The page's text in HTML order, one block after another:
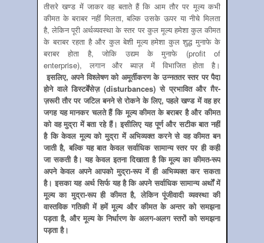
तीसरे खण्‍ड में जाकर वह बताते हैं कि आम तौर पर मूल्‍य कभी
कीमत के बराबर नहीं मिलता, बल्कि उसके ऊपर या नीचे मिलता
है, लेकिन पूरी अर्थव्‍यवस्‍था के स्‍तर पर कुल मूल्‍य हमेशा कुल कीमत
के बराबर रहता है और कुल बेशी मूल्‍य हमेशा कुल शुद्ध मुनाफे के
बराबर होता है, जो‍कि उद्यम के मुनाफे (profit of
enterprise), लगान और ब्‍याज़ में विभाजित होता है।
इसलिए, अपने विश्‍लेषण को अमूर्तीकरण के उन्‍नततर स्‍तर पर पैदा
होने वाले डिस्‍टर्बेंसेज़ (disturbances) से प्रभावित और ग़ैर-
ज़रूरी तौर पर जटिल बनने से रोकने के लिए, पहले खण्‍ड में वह हर
जगह यह मानकर चलते हैं कि मूल्‍य कीमत के बराबर है और कीमत
को वह मुद्रा में बता रहे हैं। इसीलिए यह पूर्ण और सटीक बात नहीं
है कि केवल मूल्‍य को मुद्रा में अभिव्‍यक्‍त करने से वह कीमत बन
जाती है, बल्कि यह बात केवल सर्वाधिक सामान्‍य स्‍तर पर ही कही
जा सकती है। यह केवल इतना दिखाता है कि मूल्‍य का कीमत-रूप
अपने केवल अपने आपको मुद्रा-रूप में ही अभिव्‍यक्‍त कर सकता
है। इसका यह अर्थ सिर्फ यह है कि अपने सर्वाधिक सामान्‍य अर्थों में
मूल्‍य का मुद्रा-रूप ही कीमत है, लेकिन पूंजीवादी व्‍यवस्‍था की
वास्‍तविक गतिकी में हमें मूल्‍य और कीमत के अन्‍तर को समझना
पड़ता है, और मूल्‍य के निर्धारण के अलग-अलग स्‍तरों को समझना
पड़ता है।